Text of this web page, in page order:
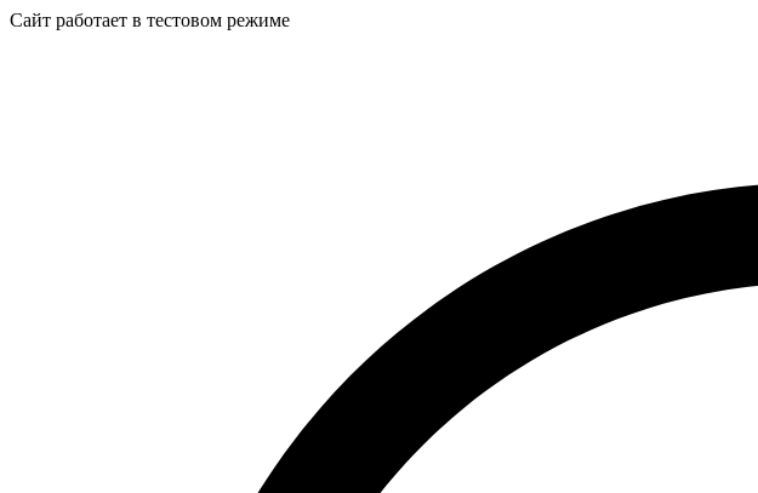
Сайт работает в тестовом режиме